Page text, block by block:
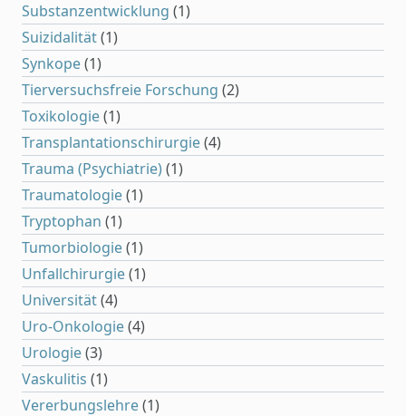
Substanzentwicklung (1)
Suizidalität(1)
Synkope(1)
Tierversuchsfreie Forschung (2)
Toxikologie(1)
Transplantationschirurgie(4)
Trauma (Psychiatrie)(1)
Traumatologie(1)
Tryptophan (1)
Tumorbiologie(1)
Unfallchirurgie(1)
Universität(4)
Uro-Onkologie(4)
Urologie(3)
Vaskulitis (1)
Vererbungslehre(1)